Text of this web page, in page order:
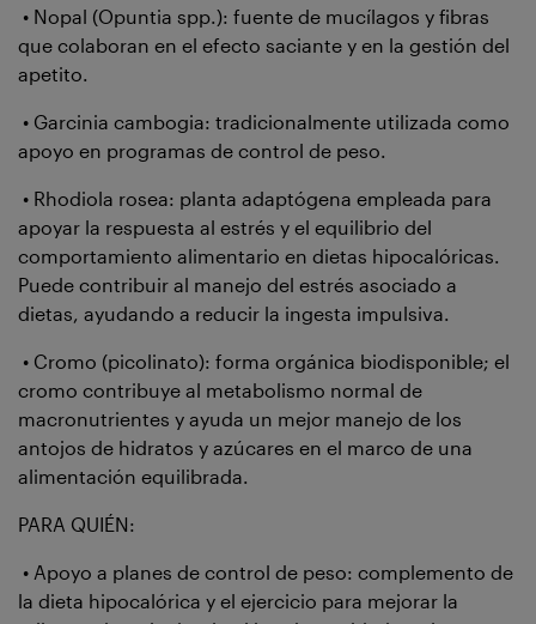
• Nopal (Opuntia spp.): fuente de mucílagos y fibras
que colaboran en el efecto saciante y en la gestión del
apetito.
• Garcinia cambogia: tradicionalmente utilizada como
apoyo en programas de control de peso.
• Rhodiola rosea: planta adaptógena empleada para
apoyar la respuesta al estrés y el equilibrio del
comportamiento alimentario en dietas hipocalóricas.
Puede contribuir al manejo del estrés asociado a
dietas, ayudando a reducir la ingesta impulsiva.
• Cromo (picolinato): forma orgánica biodisponible; el
cromo contribuye al metabolismo normal de
macronutrientes y ayuda un mejor manejo de los
antojos de hidratos y azúcares en el marco de una
alimentación equilibrada.
PARA QUIÉN:
• Apoyo a planes de control de peso: complemento de
la dieta hipocalórica y el ejercicio para mejorar la